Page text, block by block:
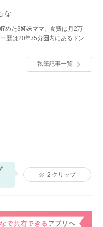
な
めた3姉妹ママ。食費は月2万
歴は20年♪5分圏内にあるドン
すパトロールが趣味♪節約と貯蓄
ペシャリスト、整理収納アドバ
ト1級。
執筆記事一覧
2 クリップ